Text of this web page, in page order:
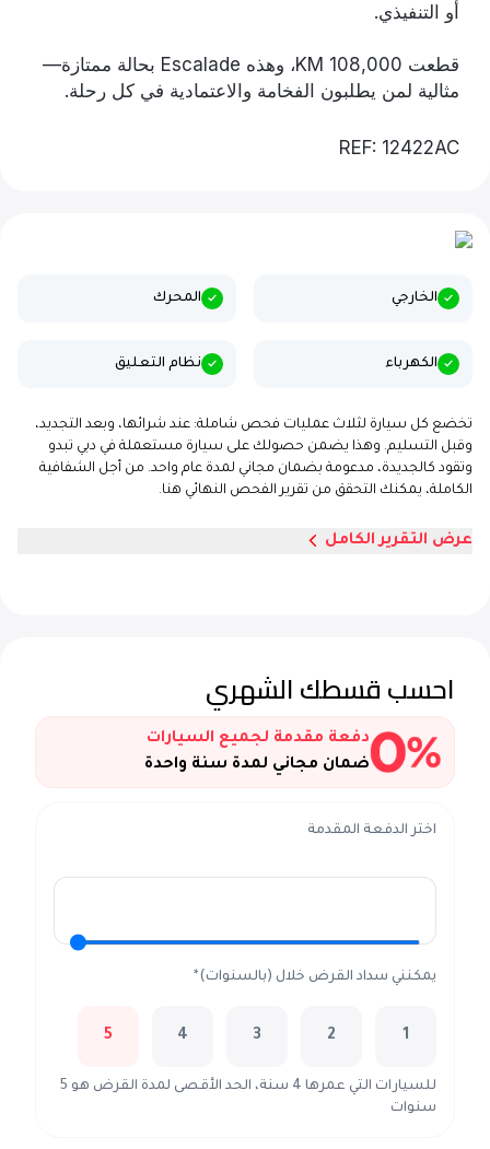
أو التنفيذي.
قطعت 108,000 KM، وهذه Escalade بحالة ممتازة—
مثالية لمن يطلبون الفخامة والاعتمادية في كل رحلة.
REF: 12422AC
الخارجي المحرك
الكهرباء نظام التعليق
تخضع كل سيارة لثلاث عمليات فحص شاملة: عند شرائها، وبعد التجديد،
وقبل التسليم. وهذا يضمن حصولك على سيارة مستعملة في دبي تبدو
وتقود كالجديدة، مدعومة بضمان مجاني لمدة عام واحد. من أجل الشفافية
الكاملة، يمكنك التحقق من تقرير الفحص النهائي هنا.
عرض التقرير الكامل
احسب قسطك الشهري
دفعة مقدمة لجميع السيارات
ضمان مجاني لمدة سنة واحدة
اختر الدفعة المقدمة
يمكنني سداد القرض خلال (بالسنوات)*
1
2
3
4
5
للسيارات التي عمرها 4 سنة، الحد الأقصى لمدة القرض هو 5
سنوات